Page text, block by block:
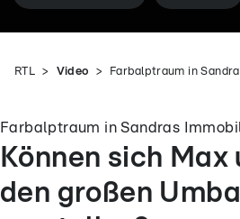
RTL Video Farbalptraum in
Farbalptraum in Sandras
Können sich Max
den großen